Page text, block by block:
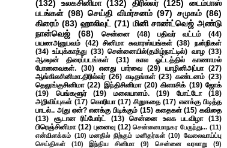
(132)
உலகசினிமா (132) திரில்லர் (125)
டைம்பாஸ்
படங்கள் (98) செய்தி விமர்சனம் (97) சமுகம் (86)
கிரைம் (83) ஹாலிவுட் (71) மினி சாண்ட்வெஜ் அண்டு
நான்வெஜ்
(68) சென்னை (48) பதிவர் வட்டம்
(44)
பயணஅனுபவம் (42) சினிமா சுவாரஸ்யங்கள் (38) நன்றிகள்
(34) உப்புக்காத்து (33) சென்னையில்(தமிழ்நாட்டில்) வாழ (33)
ஆக்ஷன் திரைப்படங்கள்
(31)
கால ஓட்டத்தில் காணாமல்
போனவைகள். (30) எனது பார்வை (29) யாழினிஅப்பா (27)
ஆங்கிலசினிமா.திரில்லர் (26) கடிதங்கள் (23) கண்டனம் (23)
தெலுங்குசினிமா (22) இந்திசினிமா (20) கிளாசிக் (19) ஜோக்
(19)
பெங்களூர் (19) மலையாளம். (19) போட்டோ
(18)
அறிவிப்புகள் (17) கொரியா (17) சிறுகதை (17) எனக்கு பிடித்த
பாடல்.. அது ஏன்? எனக்கு பிடிக்கும் (15) கதைகள் (15) கவிதை
(13)
சூடான ரிப்போர்ட் (13) சென்னை உலக படவிழா
(13)
பிரெஞ்சினிமா (12) புனைவு (12) சென்னைமாநகர பேருந்து... (11)
என்விளக்கம் (10) மனதில் நிற்கும் மனிதர்கள் (10) வேலைவாய்ப்பு
செய்திகள்
(10) இந்திய சினிமா (9) சென்னை வரலாறு
(9)